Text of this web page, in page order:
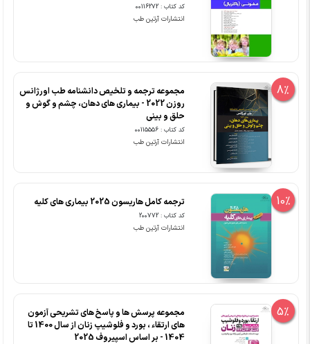
کد کتاب : 00116272
انتشارات آرتین طب
8%
مجموعه ترجمه و تلخیص دانشنامه طب اورژانس
روزن 2022 - بیماری های دهان، چشم و گوش و
حلق و بینی
کد کتاب : 00115556
انتشارات آرتین طب
10% ترجمه کامل هاریسون 2025 بیماری های کلیه
کد کتاب : 200772
انتشارات آرتین طب
5%
مجموعه پرسش ها و پاسخ های تشریحی آزمون
های ارتقاء ، بورد و فلوشیپ زنان از سال 1400 تا
1404 - بر اساس اسپیروف 2025